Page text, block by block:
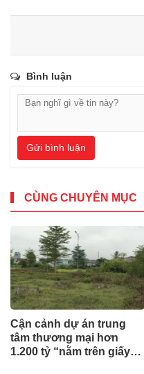
Bình luận
Gửi bình luận
CÙNG CHUYÊN MỤC
Cận cảnh dự án trung
tâm thương mại hơn
1.200 tỷ “nằm trên giấy”